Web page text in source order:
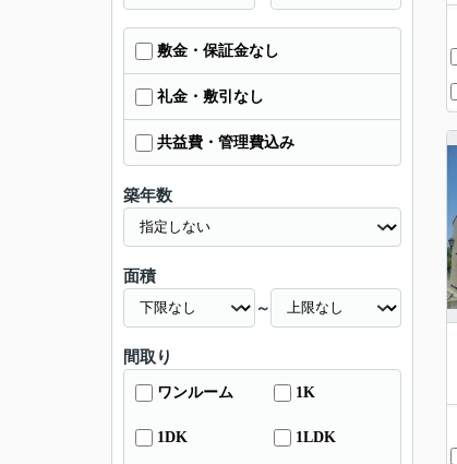
敷金・保証金なし
礼金・敷引なし
共益費・管理費込み
築年数
面積
～
間取り
ワンルーム 1K
1DK 1LDK